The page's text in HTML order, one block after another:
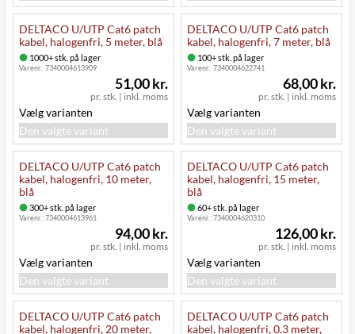
DELTACO U/UTP Cat6 patch
kabel, halogenfri, 5 meter, blå
1000+ stk. på lager
Varenr.:7340004613909
pr. stk. | inkl. moms
51,00 kr.
Vælg varianten
Den valgte variant
DELTACO U/UTP Cat6 patch
kabel, halogenfri, 7 meter, blå
100+ stk. på lager
Varenr.:7340004622741
pr. stk. | inkl. moms
68,00 kr.
Vælg varianten
Den valgte variant
DELTACO U/UTP Cat6 patch
kabel, halogenfri, 10 meter,
blå
300+ stk. på lager
Varenr.:7340004613961
pr. stk. | inkl. moms
94,00 kr.
Vælg varianten
Den valgte variant
DELTACO U/UTP Cat6 patch
kabel, halogenfri, 15 meter,
blå
60+ stk. på lager
Varenr.:7340004620310
pr. stk. | inkl. moms
126,00 kr.
Vælg varianten
Den valgte variant
DELTACO U/UTP Cat6 patch
kabel, halogenfri, 20 meter,
DELTACO U/UTP Cat6 patch
kabel, halogenfri, 0,3 meter,